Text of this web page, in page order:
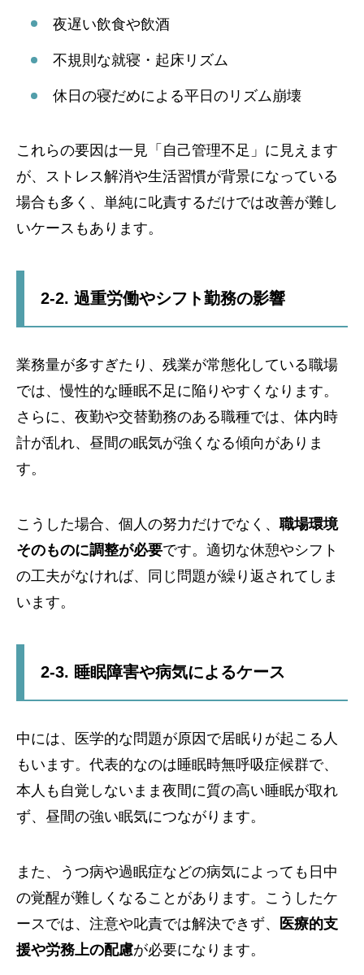
夜遅い飲食や飲酒
不規則な就寝・起床リズム
休日の寝だめによる平日のリズム崩壊
これらの要因は一見「自己管理不足」に見えます
が、ストレス解消や生活習慣が背景になっている
場合も多く、単純に叱責するだけでは改善が難し
いケースもあります。
2-2. 過重労働やシフト勤務の影響
業務量が多すぎたり、残業が常態化している職場
では、慢性的な睡眠不足に陥りやすくなります。
さらに、夜勤や交替勤務のある職種では、体内時
計が乱れ、昼間の眠気が強くなる傾向がありま
す。
こうした場合、個人の努力だけでなく、 職場環境
そのものに調整が必要です。適切な休憩やシフト
の工夫がなければ、同じ問題が繰り返されてしま
います。
2-3. 睡眠障害や病気によるケース
中には、医学的な問題が原因で居眠りが起こる人
もいます。代表的なのは睡眠時無呼吸症候群で、
本人も自覚しないまま夜間に質の高い睡眠が取れ
ず、昼間の強い眠気につながります。
また、うつ病や過眠症などの病気によっても日中
の覚醒が難しくなることがあります。こうしたケ
ースでは、注意や叱責では解決できず、
医療的支
援や労務上の配慮が必要になります。